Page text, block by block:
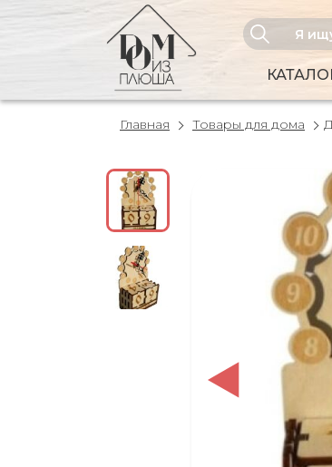
Главная Товары для дома